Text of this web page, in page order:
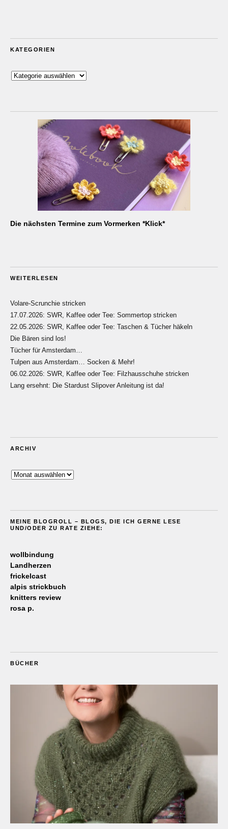
KATEGORIEN
Kategorien
Die nächsten Termine zum Vormerken *Klick*
WEITERLESEN
Volare-Scrunchie stricken
17.07.2026: SWR, Kaffee oder Tee: Sommertop stricken
22.05.2026: SWR, Kaffee oder Tee: Taschen & Tücher häkeln
Die Bären sind los!
Tücher für Amsterdam…
Tulpen aus Amsterdam… Socken & Mehr!
06.02.2026: SWR, Kaffee oder Tee: Filzhausschuhe stricken
Lang ersehnt: Die Stardust Slipover Anleitung ist da!
ARCHIV
Archiv
MEINE BLOGROLL – BLOGS, DIE ICH GERNE LESE
UND/ODER ZU RATE ZIEHE:
wollbindung
Landherzen
frickelcast
alpis strickbuch
knitters review
rosa p.
BÜCHER